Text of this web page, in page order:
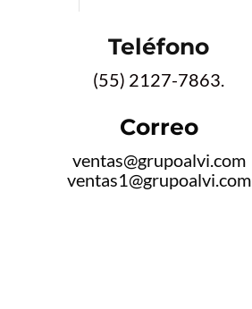
Teléfono
(55) 2127-7863.
Correo
ventas@grupoalvi.com
ventas1@grupoalvi.com